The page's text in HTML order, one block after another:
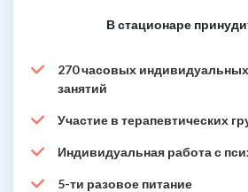
В стационаре
270 часовых
занятий
Участие в терапевтических
Индивидуальная работа с
5-ти разовое питание